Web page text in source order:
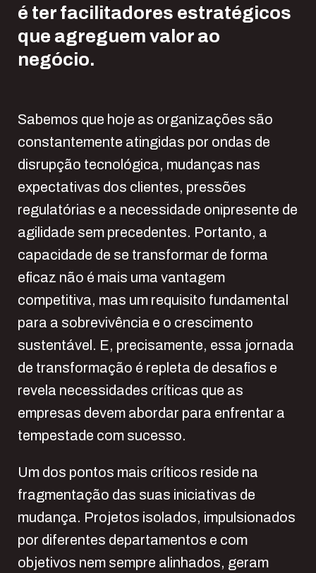
é ter facilitadores estratégicos
que agreguem valor ao
negócio.
Sabemos que hoje as organizações são
constantemente atingidas por ondas de
disrupção tecnológica, mudanças nas
expectativas dos clientes, pressões
regulatórias e a necessidade onipresente de
agilidade sem precedentes. Portanto, a
capacidade de se transformar de forma
eficaz não é mais uma vantagem
competitiva, mas um requisito fundamental
para a sobrevivência e o crescimento
sustentável. E, precisamente, essa jornada
de transformação é repleta de desafios e
revela necessidades críticas que as
empresas devem abordar para enfrentar a
tempestade com sucesso.
Um dos pontos mais críticos reside na
fragmentação das suas iniciativas de
mudança. Projetos isolados, impulsionados
por diferentes departamentos e com
objetivos nem sempre alinhados, geram